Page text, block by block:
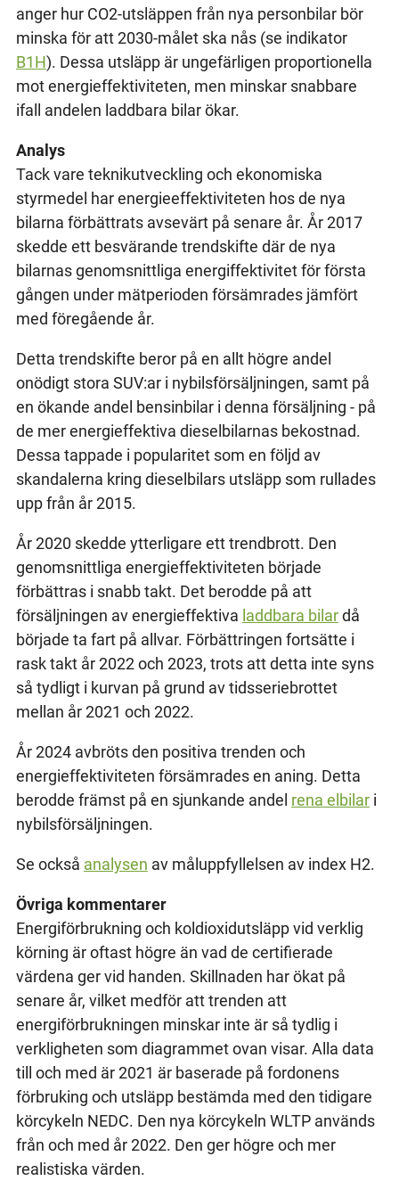
anger hur CO2-utsläppen från nya personbilar bör
minska för att 2030-målet ska nås (se indikator
B1H). Dessa utsläpp är ungefärligen proportionella
mot energieffektiviteten, men minskar snabbare
ifall andelen laddbara bilar ökar.
Analys
Tack vare teknikutveckling och ekonomiska
styrmedel har energieeffektiviteten hos de nya
bilarna förbättrats avsevärt på senare år. År 2017
skedde ett besvärande trendskifte där de nya
bilarnas genomsnittliga energiffektivitet för första
gången under mätperioden försämrades jämfört
med föregående år.
Detta trendskifte beror på en allt högre andel
onödigt stora SUV:ar i nybilsförsäljningen, samt på
en ökande andel bensinbilar i denna försäljning - på
de mer energieffektiva dieselbilarnas bekostnad.
Dessa tappade i popularitet som en följd av
skandalerna kring dieselbilars utsläpp som rullades
upp från år 2015.
År 2020 skedde ytterligare ett trendbrott. Den
genomsnittliga energieffektiviteten började
förbättras i snabb takt. Det berodde på att
försäljningen av energieffektiva laddbara bilardå
började ta fart på allvar. Förbättringen fortsätte i
rask takt år 2022 och 2023, trots att detta inte syns
så tydligt i kurvan på grund av tidsseriebrottet
mellan år 2021 och 2022.
År 2024 avbröts den positiva trenden och
energieffektiviteten försämrades en aning. Detta
berodde främst på en sjunkande andel rena elbilari
nybilsförsäljningen.
Se också analysen av måluppfyllelsen av index H2.
Övriga kommentarer
Energiförbrukning och koldioxidutsläpp vid verklig
körning är oftast högre än vad de certifierade
värdena ger vid handen. Skillnaden har ökat på
senare år, vilket medför att trenden att
energiförbrukningen minskar inte är så tydlig i
verkligheten som diagrammet ovan visar. Alla data
till och med är 2021 är baserade på fordonens
förbruking och utsläpp bestämda med den tidigare
körcykeln NEDC. Den nya körcykeln WLTP används
från och med år 2022. Den ger högre och mer
realistiska värden.